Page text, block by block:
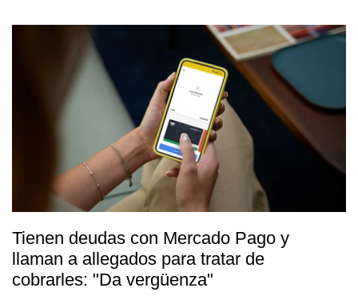
Tienen deudas con Mercado Pago y
llaman a allegados para tratar de
cobrarles: "Da vergüenza"